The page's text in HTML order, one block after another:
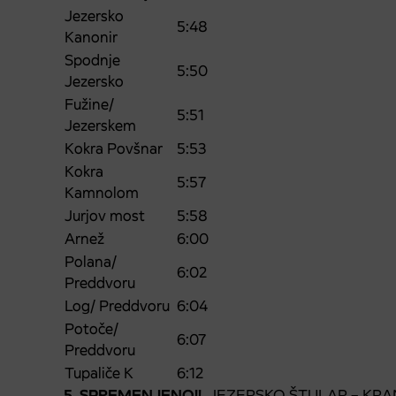
Jezersko
Kanonir
5:48
Spodnje
Jezersko
5:50
Fužine/
Jezerskem
5:51
Kokra Povšnar
5:53
Kokra
Kamnolom
5:57
Jurjov most
5:58
Arnež
6:00
Polana/
Preddvoru
6:02
Log/ Preddvoru 6:04
Potoče/
Preddvoru
6:07
Tupaliče K
6:12